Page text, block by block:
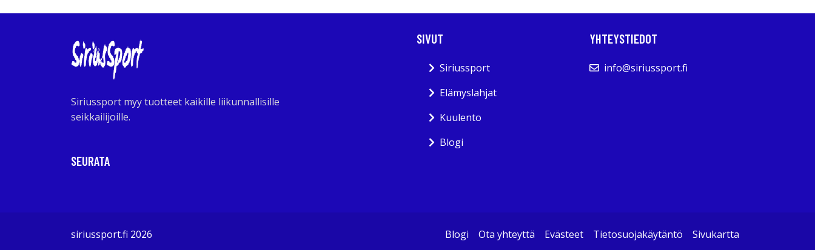
Siriussport myy tuotteet kaikille liikunnallisille
seikkailijoille.
SEURATA
SIVUT
Siriussport
Elämyslahjat
Kuulento
Blogi
YHTEYSTIEDOT
info@siriussport.fi
siriussport.fi 2026 Blogi Ota yhteyttä Evästeet Tietosuojakäytäntö Sivukartta